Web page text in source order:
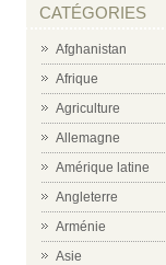
CATÉGORIES
Afghanistan
Afrique
Agriculture
Allemagne
Amérique latine
Angleterre
Arménie
Asie